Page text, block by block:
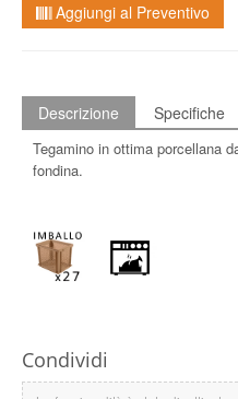
Aggiungi al Preventivo
Descrizione Specifiche
Tegamino in ottima porcellana
fondina.
Condividi